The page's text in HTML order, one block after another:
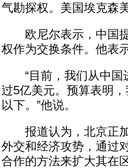
气勘探权。美国埃克森
欧尼尔表示，中国提
权作为交换条件。他表
“目前，我们从中国
过5亿美元。预算表明
以下。”他说。
报道认为，北京正加
外交和经济攻势，通过
合作的方法来扩大其在